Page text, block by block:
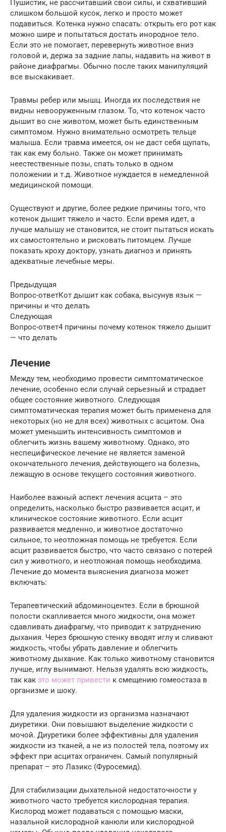
Пушистик, не рассчитавший свои силы, и схвативший
слишком большой кусок, легко и просто может
подавиться. Котенка нужно спасать: открыть его рот как
можно шире и попытаться достать инородное тело.
Если это не помогает, перевернуть животное вниз
головой и, держа за задние лапы, надавить на живот в
районе диафрагмы. Обычно после таких манипуляций
все выскакивает.
Травмы ребер или мышц. Иногда их последствия не
видны невооруженным глазом. То, что котенок часто
дышит во сне животом, может быть единственным
симптомом. Нужно внимательно осмотреть тельце
малыша. Если травма имеется, он не даст себя щупать,
так как ему больно. Также он может принимать
неестественные позы, спать только в одном
положении и т.д. Животное нуждается в немедленной
медицинской помощи.
Существуют и другие, более редкие причины того, что
котенок дышит тяжело и часто. Если время идет, а
лучше малышу не становится, не стоит пытаться искать
их самостоятельно и рисковать питомцем. Лучше
показать кроху доктору, узнать диагноз и принять
адекватные лечебные меры.
Предыдущая
Вопрос-ответКот дышит как собака, высунув язык —
причины и что делать
Следующая
Вопрос-ответ4 причины почему котенок тяжело дышит
— что делать
Лечение
Между тем, необходимо провести симптоматическое
лечение, особенно если случай серьезный и страдает
общее состояние животного. Следующая
симптоматическая терапия может быть применена для
некоторых (но не для всех) животных с асцитом. Она
может уменьшить интенсивность симптомов и
облегчить жизнь вашему животному. Однако, это
неспецифическое лечение не является заменой
окончательного лечения, действующего на болезнь,
лежащую в основе текущего состояния животного.
Наиболее важный аспект лечения асцита – это
определить, насколько быстро развивается асцит, и
клиническое состояние животного. Если асцит
развивается медленно, и животное достаточно
сильное, то неотложная помощь не требуется. Если
асцит развивается быстро, что часто связано с потерей
сил у животного, и неотложная помощь необходима.
Лечение до момента выяснения диагноза может
включать:
Терапевтический абдоминоцентез. Если в брюшной
полости скапливается много жидкости, она может
сдавливать диафрагму, что приводит к затруднению
дыхания. Через брюшную стенку вводят иглу и сливают
жидкость, чтобы убрать давление и облегчить
животному дыхание. Как только животному становится
лучше, иглу вынимают. Нельзя удалять всю жидкость,
так как это может привести к смещению гомеостаза в
организме и шоку.
Для удаления жидкости из организма назначают
диуретики. Они повышают выделение жидкости с
мочой. Диуретики более эффективны для удаления
жидкости из тканей, а не из полостей тела, поэтому их
эффект при асцитах ограничен. Самый популярный
препарат – это Лазикс (Фуросемид).
Для стабилизации дыхательной недостаточности у
животного часто требуется кислородная терапия.
Кислород может подаваться с помощью маски,
назальной кислородной канюли или кислородной